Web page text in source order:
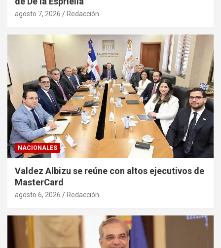
agosto 7, 2026 Redacción
NACIONALES
Valdez Albizu se reúne con altos ejecutivos de
MasterCard
agosto 6, 2026 Redacción